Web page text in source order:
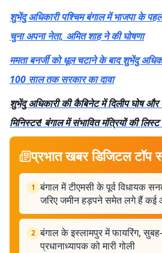
शुभेंदु अधिकारी पश्चिम बंगाल में भाजपा के
चुना अपना नेता, अमित शाह ने की घोषणा
ममता बनर्जी को धूल चटाने के बाद शुभेंदु
100 साल तक सरकार का दावा
शुभेंदु अधिकारी की कैबिनेट में दिलीप घोष और
मिनिस्टर! बंगाल में संभावित मंत्रियों की
प्रभात खबर डिजिटल टॉप
1 बंगाल में टीएमसी के पूर्व विधायक
जरिए जमीन हड़पने समेत लगे हैं कई
2 बंगाल के इस्लामपुर में फायरिंग,
प्रधानाध्यापक को मारी गोली